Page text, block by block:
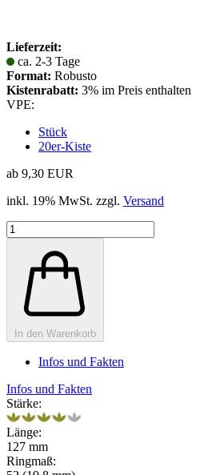
Lieferzeit:
ca. 2-3 Tage
Format: Robusto
Kistenrabatt: 3% im Preis enthalten
VPE:
Stück
20er-Kiste
ab 9,30 EUR
inkl. 19% MwSt. zzgl. Versand
In den Warenkorb
Infos und Fakten
Infos und Fakten
Stärke:
Länge:
127 mm
Ringmaß: